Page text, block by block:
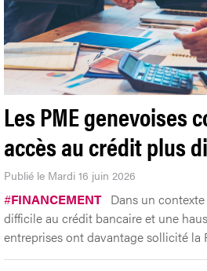
Les PME genevoises
accès au crédit plus
Publié le Mardi 16 juin 2026
#FINANCEMENT Dans un
difficile au crédit bancaire et une
entreprises ont davantage sollicité la